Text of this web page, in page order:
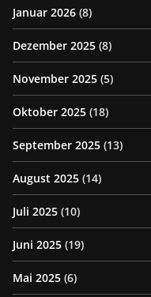
Januar 2026 (8)
Dezember 2025 (8)
November 2025 (5)
Oktober 2025 (18)
September 2025 (13)
August 2025 (14)
Juli 2025 (10)
Juni 2025 (19)
Mai 2025 (6)